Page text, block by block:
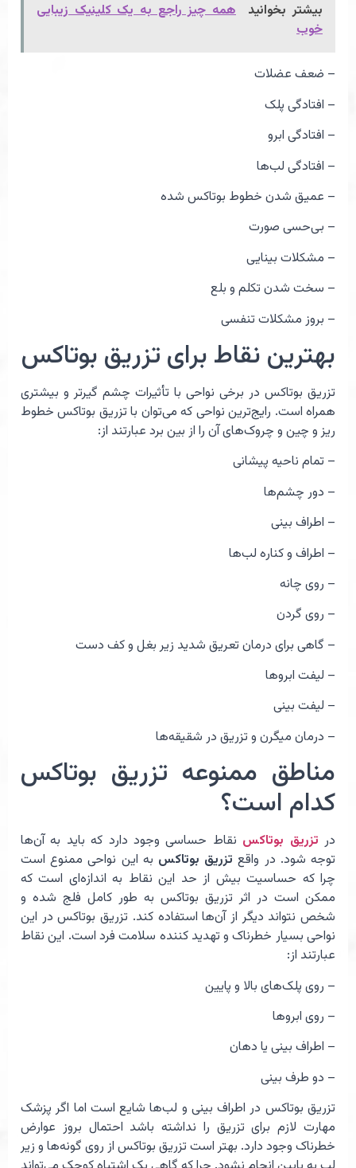
بیشتر بخوانید
همه چیز راجع به یک کلینیک زیبایی
خوب
– ضعف عضلات
– افتادگی پلک
– افتادگی ابرو
– افتادگی لب‌ها
– عمیق شدن خطوط بوتاکس شده
– بی‌حسی صورت
– مشکلات بینایی
– سخت شدن تکلم و بلع
– بروز مشکلات تنفسی
بهترین نقاط برای تزریق بوتاکس
تزریق بوتاکس در برخی نواحی با تأثیرات چشم گیرتر و بیشتری
همراه است. رایج‌ترین نواحی که می‌توان با تزریق بوتاکس خطوط
ریز و چین و چروک‌های آن را از بین برد عبارتند از:
– تمام ناحیه پیشانی
– دور چشم‌ها
– اطراف بینی
– اطراف و کناره لب‌ها
– روی چانه
– روی گردن
– گاهی برای درمان تعریق شدید زیر بغل و کف دست
– لیفت ابروها
– لیفت بینی
– درمان میگرن و تزریق در شقیقه‌ها
مناطق ممنوعه تزریق بوتاکس
کدام است؟
در تزریق بوتاکس نقاط حساسی وجود دارد که باید به آن‌ها
توجه شود. در واقعتزریق بوتاکس به این نواحی ممنوع است
چرا که حساسیت بیش از حد این نقاط به اندازه‌ای است که
ممکن است در اثر تزریق بوتاکس به طور کامل فلج شده و
شخص نتواند دیگر از آن‌ها استفاده کند. تزریق بوتاکس در این
نواحی بسیار خطرناک و تهدید کننده سلامت فرد است. این نقاط
عبارتند از:
– روی پلک‌های بالا و پایین
– روی ابروها
– اطراف بینی یا دهان
– دو طرف بینی
تزریق بوتاکس در اطراف بینی و لب‌ها شایع است اما اگر پزشک
مهارت لازم برای تزریق را نداشته باشد احتمال بروز عوارض
خطرناک وجود دارد. بهتر است تزریق بوتاکس از روی گونه‌ها و زیر